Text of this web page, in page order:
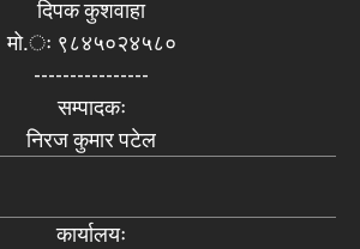
दिपक कुशवाहा
मो.ः ९८४५०२४५८०
----------------
सम्पादकः
निरज कुमार पटेल
कार्यालयः